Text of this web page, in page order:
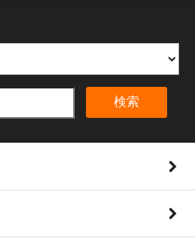
検索